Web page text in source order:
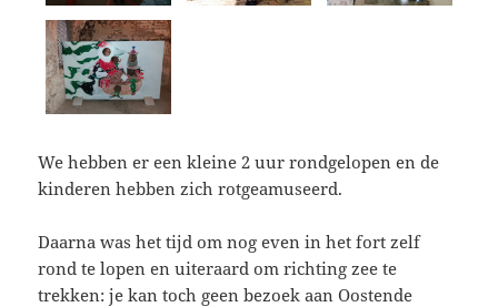
We hebben er een kleine 2 uur rondgelopen en de
kinderen hebben zich rotgeamuseerd.
Daarna was het tijd om nog even in het fort zelf
rond te lopen en uiteraard om richting zee te
trekken: je kan toch geen bezoek aan Oostende